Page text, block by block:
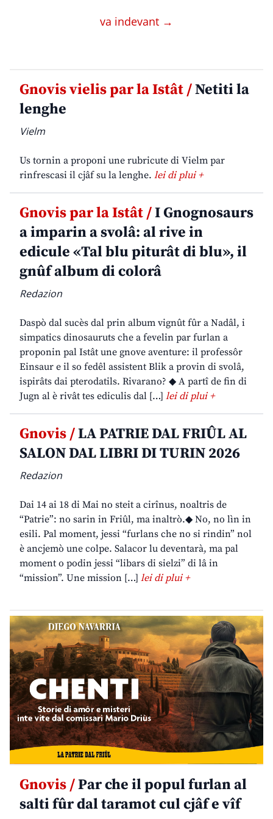
va indevant →
Gnovis vielis par la Istât /Netiti la
lenghe
Vielm
Us tornin a proponi une rubricute di Vielm par
rinfrescasi il cjâf su la lenghe. lei di plui +
Gnovis par la Istât /I Gnognosaurs
a imparin a svolâ: al rive in
edicule «Tal blu piturât di blu», il
gnûf album di colorâ
Redazion
Daspò dal sucès dal prin album vignût fûr a Nadâl, i
simpatics dinosauruts che a fevelin par furlan a
proponin pal Istât une gnove aventure: il professôr
Einsaur e il so fedêl assistent Blik a provin di svolâ,
ispirâts dai pterodatils. Rivarano? ◆ A partî de fin di
Jugn al è rivât tes ediculis dal […] lei di plui +
Gnovis /LA PATRIE DAL FRIÛL AL
SALON DAL LIBRI DI TURIN 2026
Redazion
Dai 14 ai 18 di Mai no steit a cirînus, noaltris de
“Patrie”: no sarin in Friûl, ma inaltrò.◆ No, no lìn in
esili. Pal moment, jessi “furlans che no si rindin” nol
è ancjemò une colpe. Salacor lu deventarà, ma pal
moment o podin jessi “libars di sielzi” di lâ in
“mission”. Une mission […] lei di plui +
Gnovis /Par che il popul furlan al
salti fûr dal taramot cul cjâf e vîf